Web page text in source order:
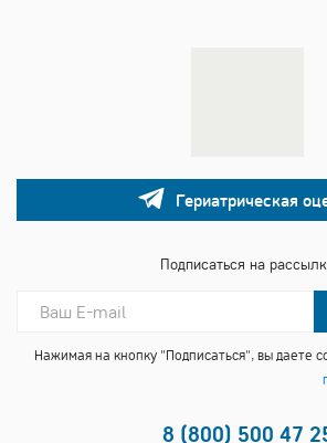
Гериатрическая
Подписаться на
Нажимая на кнопку "Подписаться", вы даете
8 (800) 500 47